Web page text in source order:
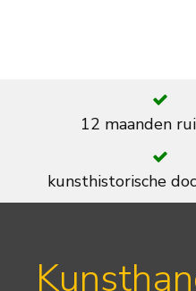
12 maanden
kunsthistorische